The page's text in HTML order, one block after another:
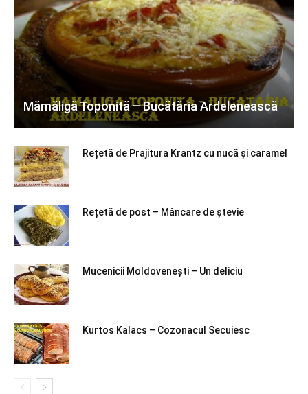
Mămăligă Toponită – Bucătăria Ardelenească
Rețetă de Prajitura Krantz cu nucă și caramel
Rețetă de post – Mâncare de ștevie
Mucenicii Moldovenești – Un deliciu
Kurtos Kalacs – Cozonacul Secuiesc